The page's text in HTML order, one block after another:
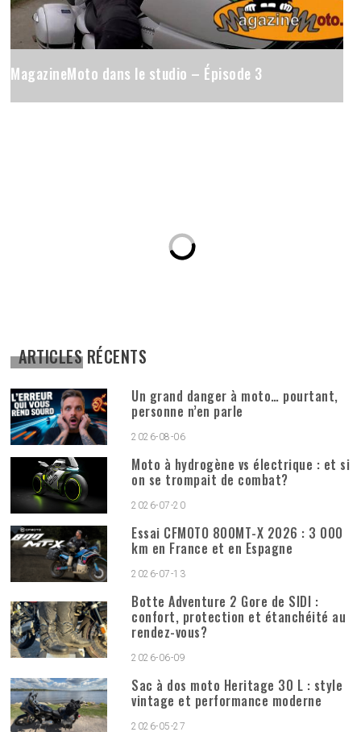
MagazineMoto dans le studio – Épisode 3
ARTICLES RÉCENTS
Un grand danger à moto… pourtant,
personne n’en parle
2026-08-06
Moto à hydrogène vs électrique : et si
on se trompait de combat?
2026-07-20
Essai CFMOTO 800MT-X 2026 : 3 000
km en France et en Espagne
2026-07-13
Botte Adventure 2 Gore de SIDI :
confort, protection et étanchéité au
rendez-vous?
2026-06-09
Sac à dos moto Heritage 30 L : style
vintage et performance moderne
2026-05-27